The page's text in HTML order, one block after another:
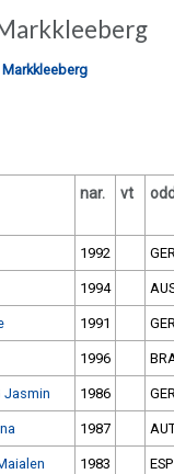
Markkleeberg
nar. vt
1992
1994
1991
1996
Jasmin 1986
1987
1983 ESP